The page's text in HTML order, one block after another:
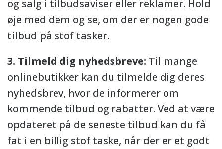
og salg i tilbudsaviser eller reklamer. Hold
øje med dem og se, om der er nogen gode
tilbud på stof tasker.
3. Tilmeld dig nyhedsbreve: Til mange
onlinebutikker kan du tilmelde dig deres
nyhedsbrev, hvor de informerer om
kommende tilbud og rabatter. Ved at være
opdateret på de seneste tilbud kan du få
fat i en billig stof taske, når der er et godt